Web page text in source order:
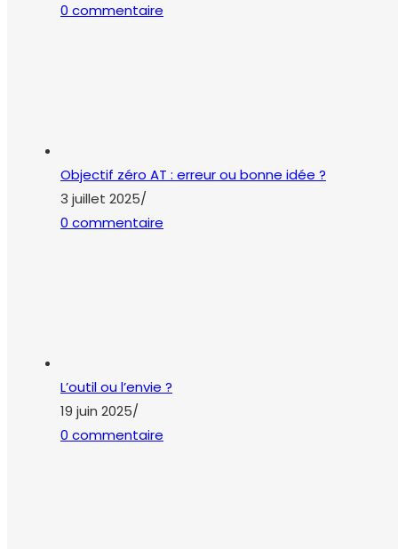
0 commentaire
Objectif zéro AT : erreur ou bonne idée ?
3 juillet 2025/
0 commentaire
L’outil ou l’envie ?
19 juin 2025/
0 commentaire